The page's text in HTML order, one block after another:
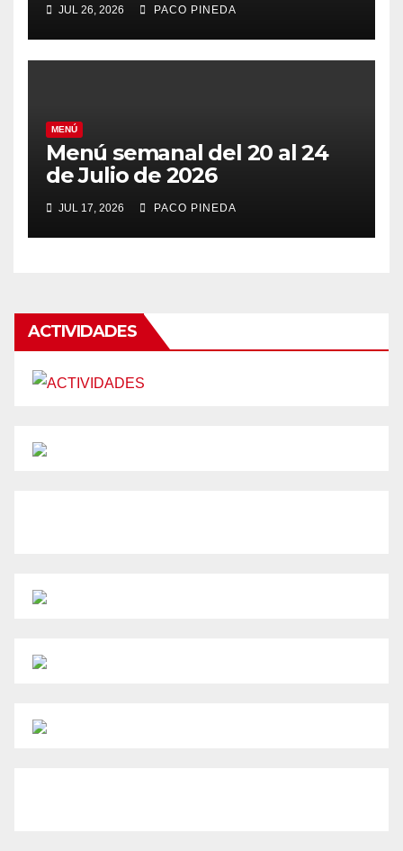
JUL 26, 2026 PACO PINEDA
MENÚ
Menú semanal del 20 al 24
de Julio de 2026
JUL 17, 2026 PACO PINEDA
ACTIVIDADES